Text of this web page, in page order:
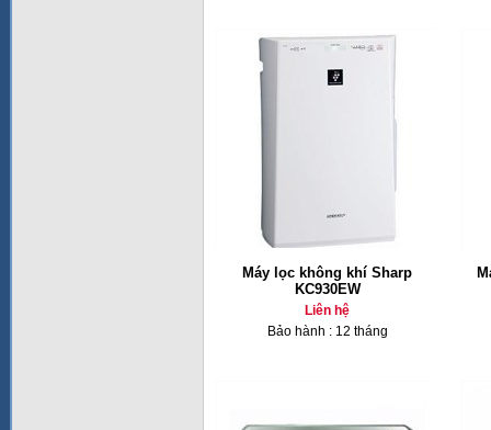
Máy lọc không khí Sharp
KC930EW
Liên hệ
Bảo hành : 12 tháng